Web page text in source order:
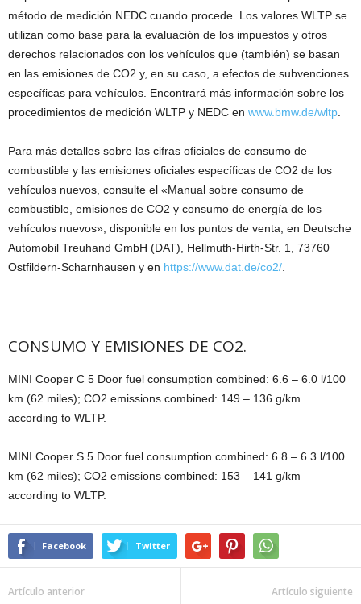
método de medición NEDC cuando procede. Los valores WLTP se
utilizan como base para la evaluación de los impuestos y otros
derechos relacionados con los vehículos que (también) se basan
en las emisiones de CO2 y, en su caso, a efectos de subvenciones
específicas para vehículos. Encontrará más información sobre los
procedimientos de medición WLTP y NEDC en www.bmw.de/wltp.
Para más detalles sobre las cifras oficiales de consumo de
combustible y las emisiones oficiales específicas de CO2 de los
vehículos nuevos, consulte el «Manual sobre consumo de
combustible, emisiones de CO2 y consumo de energía de los
vehículos nuevos», disponible en los puntos de venta, en Deutsche
Automobil Treuhand GmbH (DAT), Hellmuth-Hirth-Str. 1, 73760
Ostfildern-Scharnhausen y en https://www.dat.de/co2/.
CONSUMO Y EMISIONES DE CO2.
MINI Cooper C 5 Door fuel consumption combined: 6.6 – 6.0 l/100
km (62 miles); CO2 emissions combined: 149 – 136 g/km
according to WLTP.
MINI Cooper S 5 Door fuel consumption combined: 6.8 – 6.3 l/100
km (62 miles); CO2 emissions combined: 153 – 141 g/km
according to WLTP.
Facebook Twitter
Artículo anterior Artículo siguiente